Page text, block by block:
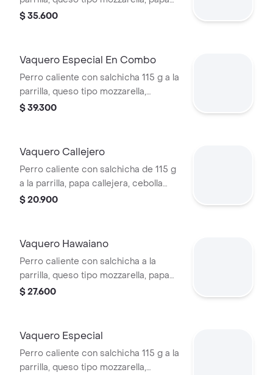
callejera, piña y salsas en pan perro +
$ 35.600
Vaquero Especial En Combo
Perro caliente con salchicha 115 g a la
parrilla, queso tipo mozzarella,
tocineta picada, papa callejera,
papas medianas (Corral o en cascos)
+ bebida PET
$ 39.300
Vaquero Callejero
Perro caliente con salchicha de 115 g
a la parrilla, papa callejera, cebolla
picada, salsa blanca, salsa de tomate
$ 20.900
Vaquero Hawaiano
Perro caliente con salchicha a la
parrilla, queso tipo mozzarella, papa
callejera, piña, salsa blanca y salsa de
$ 27.600
Vaquero Especial
Perro caliente con salchicha 115 g a la
parrilla, queso tipo mozzarella,